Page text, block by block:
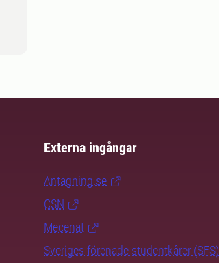
Externa ingångar
Antagning.se
CSN
Mecenat
Sveriges förenade studentkårer (SFS)